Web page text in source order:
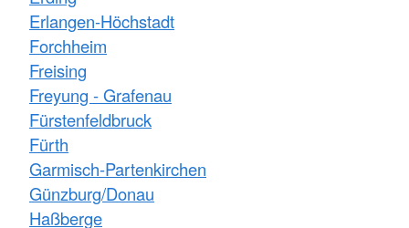
Erlangen-Höchstadt
Forchheim
Freising
Freyung - Grafenau
Fürstenfeldbruck
Fürth
Garmisch-Partenkirchen
Günzburg/Donau
Haßberge